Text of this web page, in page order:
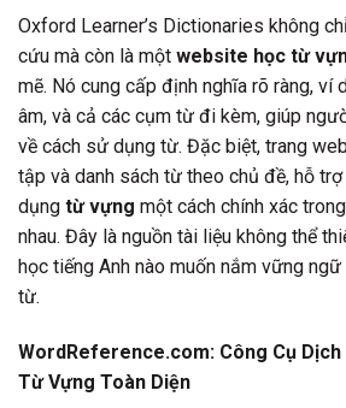
Oxford Learner’s Dictionaries không
cứu mà còn là một website học từ
mẽ. Nó cung cấp định nghĩa rõ ràng, ví
âm, và cả các cụm từ đi kèm, giúp
về cách sử dụng từ. Đặc biệt, trang
tập và danh sách từ theo chủ đề, hỗ
dụng từ vựng một cách chính xác
nhau. Đây là nguồn tài liệu không thể
học tiếng Anh nào muốn nắm vững
từ.
WordReference.com: Công Cụ
Từ Vựng Toàn Diện